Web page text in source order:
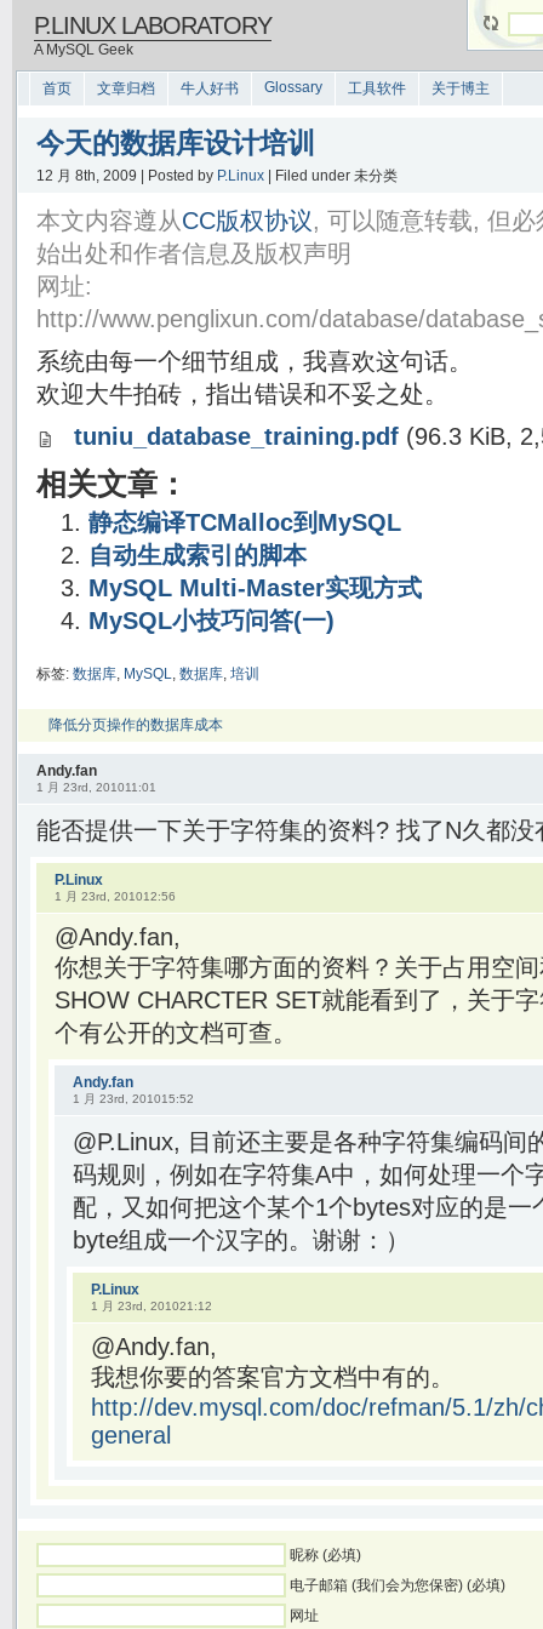
P.LINUX LABORATORY
A MySQL Geek
首页 文章归档 牛人好书 Glossary 工具软件 关于博主
今天的数据库设计培训
12 月 8th, 2009 | Posted by P.Linux | Filed under 未分类
本文内容遵从CC版权协议, 可以随意转载, 但
始出处和作者信息及版权声明
网址:
http://www.penglixun.com/database/
系统由每一个细节组成，我喜欢这句话。
欢迎大牛拍砖，指出错误和不妥之处。
tuniu_database_training.pdf (96.3 KiB,
相关文章：
静态编译TCMalloc到MySQL
自动生成索引的脚本
MySQL Multi-Master实现方式
MySQL小技巧问答(一)
标签: 数据库, MySQL, 数据库, 培训
降低分页操作的数据库成本
Andy.fan
1 月 23rd, 201011:01
能否提供一下关于字符集的资料? 找了N久都没
P.Linux
1 月 23rd, 201012:56
@Andy.fan,
你想关于字符集哪方面的资料？关于占用空
SHOW CHARCTER SET就能看到了，关于
个有公开的文档可查。
Andy.fan
1 月 23rd, 201015:52
@P.Linux, 目前还主要是各种字符集编码间
码规则，例如在字符集A中，如何处理一个
配，又如何把这个某个1个bytes对应的是一
byte组成一个汉字的。谢谢：）
P.Linux
1 月 23rd, 201021:12
@Andy.fan,
我想你要的答案官方文档中有的。
http://dev.mysql.com/doc/refman/5.1/zh/
general
昵称 (必填)
电子邮箱 (我们会为您保密) (必填)
网址